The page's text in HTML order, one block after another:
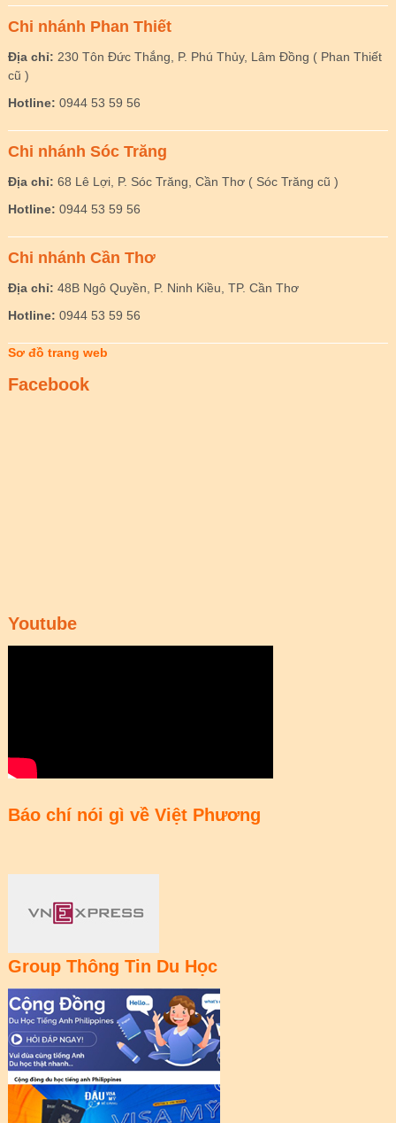
Chi nhánh Phan Thiết
Địa chỉ: 230 Tôn Đức Thắng, P. Phú Thủy, Lâm Đồng ( Phan Thiết
cũ )
Hotline: 0944 53 59 56
Chi nhánh Sóc Trăng
Địa chỉ: 68 Lê Lợi, P. Sóc Trăng, Cần Thơ ( Sóc Trăng cũ )
Hotline: 0944 53 59 56
Chi nhánh Cần Thơ
Địa chỉ: 48B Ngô Quyền, P. Ninh Kiều, TP. Cần Thơ
Hotline: 0944 53 59 56
Sơ đồ trang web
Facebook
Youtube
Báo chí nói gì về Việt Phương
Group Thông Tin Du Học